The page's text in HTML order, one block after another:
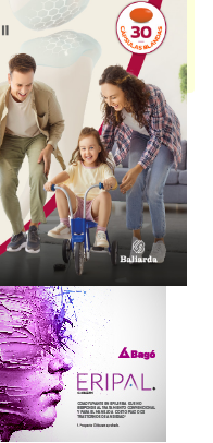
comoAntiandrógeno. Es
disponibles.